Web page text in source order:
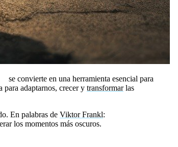
se convierte en una herramienta esencial para
para adaptarnos, crecer y transformarlas
En palabras de Viktor Frankl:
los momentos más oscuros.